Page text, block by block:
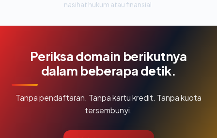
nasihat hukum atau finansial.
Periksa domain berikutnya
dalam beberapa detik.
Tanpa pendaftaran. Tanpa kartu kredit. Tanpa kuota
tersembunyi.